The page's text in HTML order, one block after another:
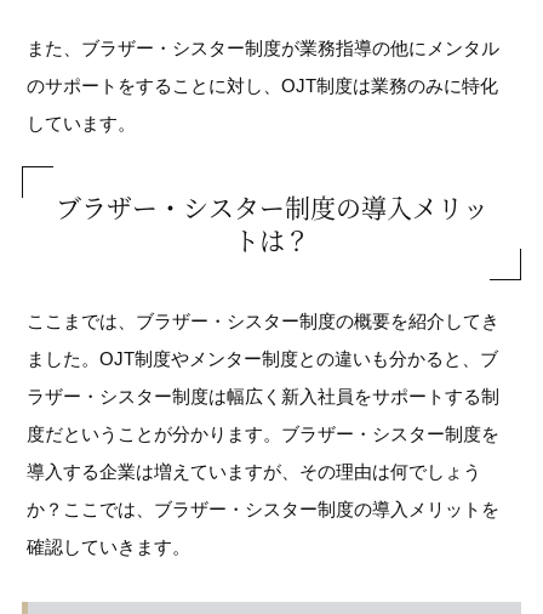
また、ブラザー・シスター制度が業務指導の他にメンタル
のサポートをすることに対し、OJT制度は業務のみに特化
しています。
ブラザー・シスター制度の導入メリッ
トは？
ここまでは、ブラザー・シスター制度の概要を紹介してき
ました。OJT制度やメンター制度との違いも分かると、ブ
ラザー・シスター制度は幅広く新入社員をサポートする制
度だということが分かります。ブラザー・シスター制度を
導入する企業は増えていますが、その理由は何でしょう
か？ここでは、ブラザー・シスター制度の導入メリットを
確認していきます。